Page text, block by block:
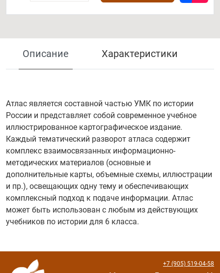
Описание Характеристики
Атлас является составной частью УМК по истории
России и представляет собой современное учебное
иллюстрированное картографическое издание.
Каждый тематический разворот атласа содержит
комплекс взаимосвязанных информационно-
методических материалов (основные и
дополнительные карты, объемные схемы, иллюстрации
и пр.), освещающих одну тему и обеспечивающих
комплексный подход к подаче информации. Атлас
может быть использован с любым из действующих
учебников по истории для 6 класса.
+7 (905) 519-04-58